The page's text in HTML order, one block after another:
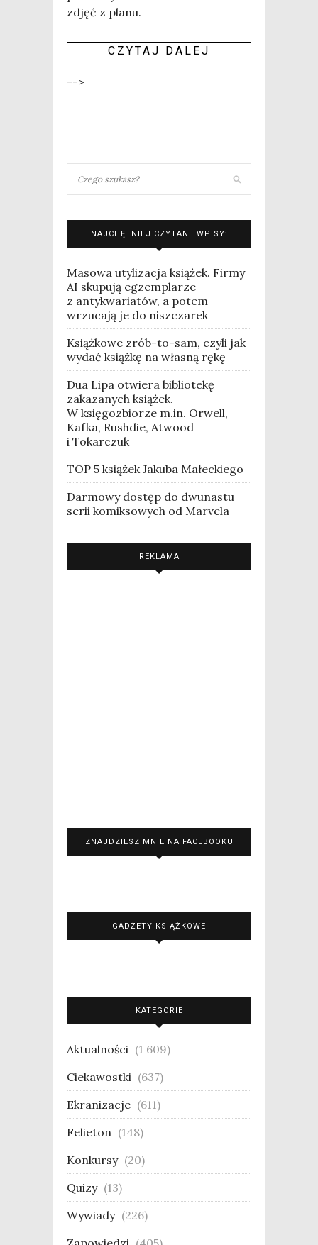
zdjęć z pla­nu.
CZY­TAJ DALEJ
-->
NAJCHĘTNIEJ CZYTANE WPISY:
Masowa utylizacja książek. Firmy
AI skupują egzemplarze
z antykwariatów, a potem
wrzucają je do niszczarek
Książkowe zrób-to-sam, czyli jak
wydać książkę na własną rękę
Dua Lipa otwiera bibliotekę
zakazanych książek.
W księgozbiorze m.in. Orwell,
Kafka, Rushdie, Atwood
i Tokarczuk
TOP 5 książek Jakuba Małeckiego
Darmowy dostęp do dwunastu
serii komiksowych od Marvela
REKLAMA
ZNAJDZIESZ MNIE NA FACEBOOKU
GADŻETY KSIĄŻKOWE
KATEGORIE
Aktualności (1 609)
Ciekawostki (637)
Ekranizacje (611)
Felieton (148)
Konkursy (20)
Quizy (13)
Wywiady (226)